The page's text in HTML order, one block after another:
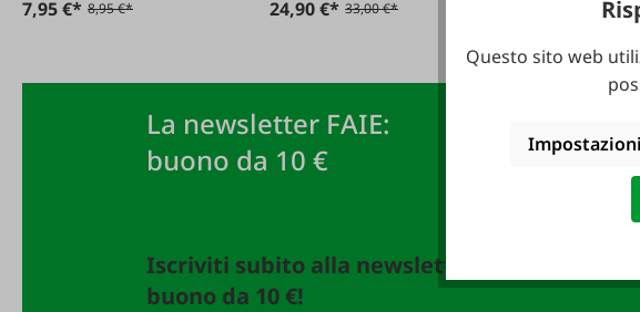
7,95 €* 8,95 €* 24,90 €* 33,00 €* 14,99
La newsletter FAIE:
buono da 10 €
Iscriviti subito alla newsletter FAIE e
buono da 10 €!
Questo sito web